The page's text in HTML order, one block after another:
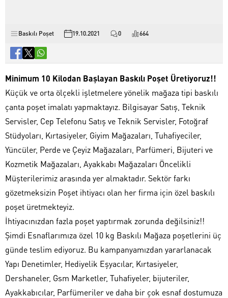
Baskılı Poşet 19.10.2021 0 664
Minimum 10 Kilodan Başlayan Baskılı Poşet Üretiyoruz!!
Küçük ve orta ölçekli işletmelere yönelik mağaza tipi baskılı
çanta poşet imalatı yapmaktayız. Bilgisayar Satış, Teknik
Servisler, Cep Telefonu Satış ve Teknik Servisler, Fotoğraf
Stüdyoları, Kırtasiyeler, Giyim Mağazaları, Tuhafiyeciler,
Yüncüler, Perde ve Çeyiz Mağazaları, Parfümeri, Bijuteri ve
Kozmetik Mağazaları, Ayakkabı Mağazaları Öncelikli
Müşterilerimiz arasında yer almaktadır. Sektör farkı
gözetmeksizin Poşet ihtiyacı olan her firma için özel baskılı
poşet üretmekteyiz.
İhtiyacınızdan fazla poşet yaptırmak zorunda değilsiniz!!
Şimdi Esnaflarımıza özel 10 kg Baskılı Mağaza poşetlerini üç
günde teslim ediyoruz. Bu kampanyamızdan yararlanacak
Yapı Denetimler, Hediyelik Eşyacılar, Kırtasiyeler,
Dershaneler, Gsm Marketler, Tuhafiyeler, bijuteriler,
Ayakkabıcılar, Parfümeriler ve daha bir çok esnaf dostumuza